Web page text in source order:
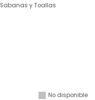
Sabanas y Toallas
No disponible